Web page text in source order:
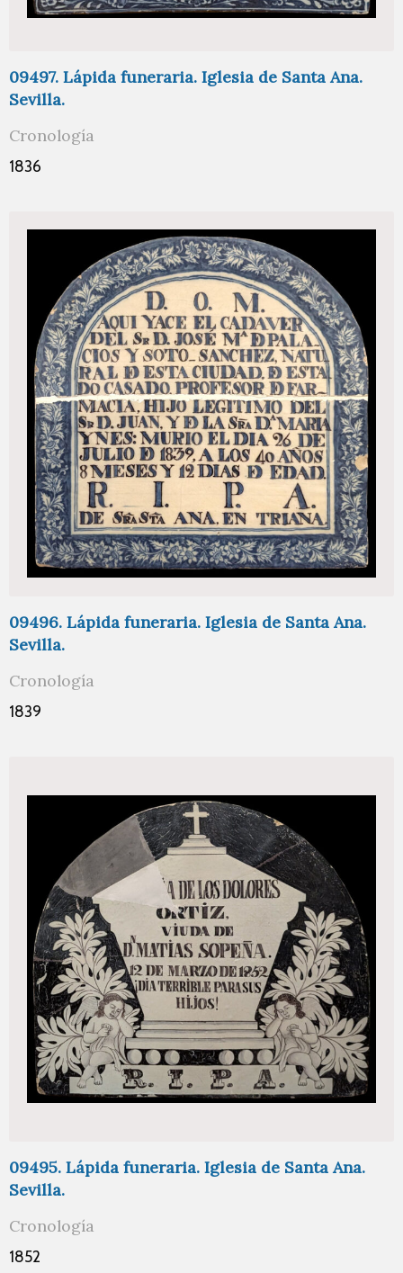
09497. Lápida funeraria. Iglesia de Santa Ana.
Sevilla.
Cronología
1836
09496. Lápida funeraria. Iglesia de Santa Ana.
Sevilla.
Cronología
1839
09495. Lápida funeraria. Iglesia de Santa Ana.
Sevilla.
Cronología
1852